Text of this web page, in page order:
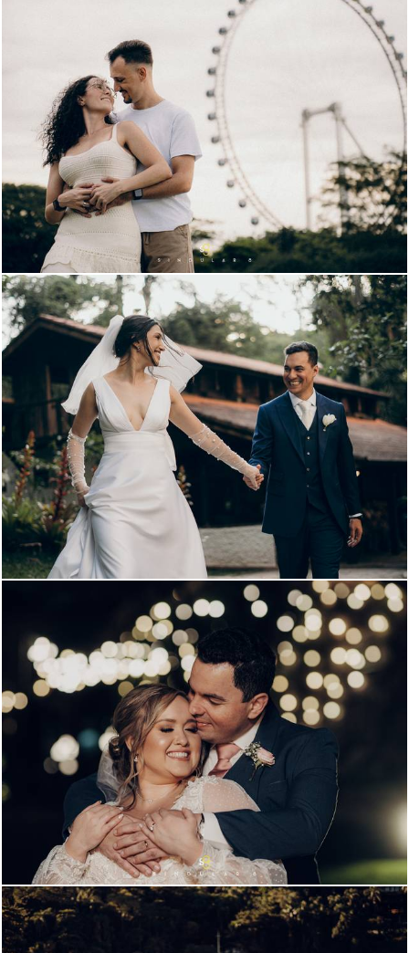
2316 194
1026 0
998 123